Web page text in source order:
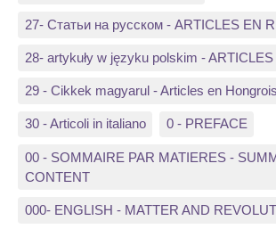
27- Статьи на русском - ARTICLES EN
28- artykuły w języku polskim -
29 - Cikkek magyarul - Articles en Hongrois
30 - Articoli in italiano 0 - PREFACE
00 - SOMMAIRE PAR MATIERES -
CONTENT
000- ENGLISH - MATTER AND